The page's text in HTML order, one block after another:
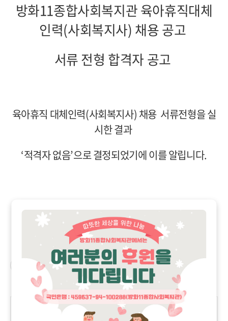
방화11종합사회복지관 육아휴직대체
인력(사회복지사) 채용 공고
서류 전형 합격자 공고
육아휴직 대체인력(사회복지사) 채용 서류전형을 실
시한 결과
‘적격자 없음’으로 결정되었기에 이를 알립니다.
본 복지관 사회복지사 채용에 응시하여 주신 모든
분들께 감사드립니다.
구독하기
공지사항 ' 카테고리의 다른 글